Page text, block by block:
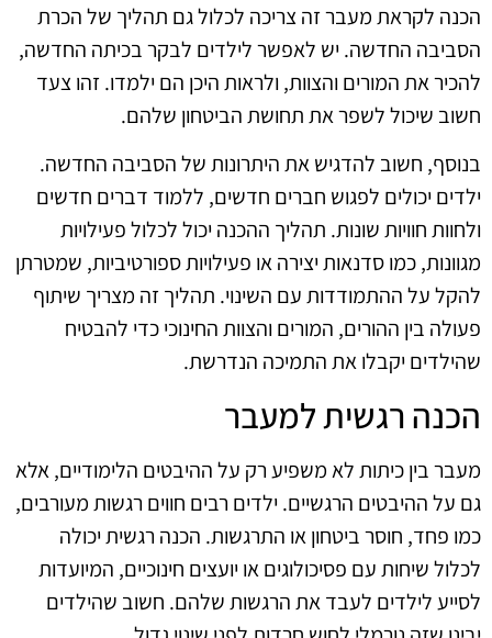
הכנה לקראת מעבר זה צריכה לכלול גם תהליך של הכרת
הסביבה החדשה. יש לאפשר לילדים לבקר בכיתה החדשה,
להכיר את המורים והצוות, ולראות היכן הם ילמדו. זהו צעד
חשוב שיכול לשפר את תחושת הביטחון שלהם.
בנוסף, חשוב להדגיש את היתרונות של הסביבה החדשה.
ילדים יכולים לפגוש חברים חדשים, ללמוד דברים חדשים
ולחוות חוויות שונות. תהליך ההכנה יכול לכלול פעילויות
מגוונות, כמו סדנאות יצירה או פעילויות ספורטיביות, שמטרתן
להקל על ההתמודדות עם השינוי. תהליך זה מצריך שיתוף
פעולה בין ההורים, המורים והצוות החינוכי כדי להבטיח
שהילדים יקבלו את התמיכה הנדרשת.
הכנה רגשית למעבר
מעבר בין כיתות לא משפיע רק על ההיבטים הלימודיים, אלא
גם על ההיבטים הרגשיים. ילדים רבים חווים רגשות מעורבים,
כמו פחד, חוסר ביטחון או התרגשות. הכנה רגשית יכולה
לכלול שיחות עם פסיכולוגים או יועצים חינוכיים, המיועדות
לסייע לילדים לעבד את הרגשות שלהם. חשוב שהילדים